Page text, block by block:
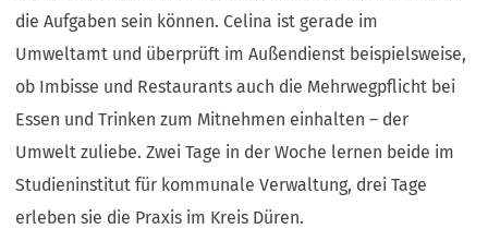
die Aufgaben sein können. Celina ist gerade im
Umweltamt und überprüft im Außendienst beispielsweise,
ob Imbisse und Restaurants auch die Mehrwegpflicht bei
Essen und Trinken zum Mitnehmen einhalten – der
Umwelt zuliebe. Zwei Tage in der Woche lernen beide im
Studieninstitut für kommunale Verwaltung, drei Tage
erleben sie die Praxis im Kreis Düren.